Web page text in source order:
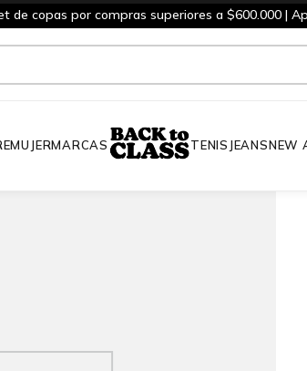
de copas por compras superiores a $600.000 |
MUJERMARCAS TENIS JEANSNEW